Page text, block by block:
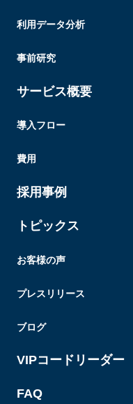
利用データ分析
事前研究
サービス概要
導入フロー
費用
採用事例
トピックス
お客様の声
プレスリリース
ブログ
VIPコードリーダー
FAQ